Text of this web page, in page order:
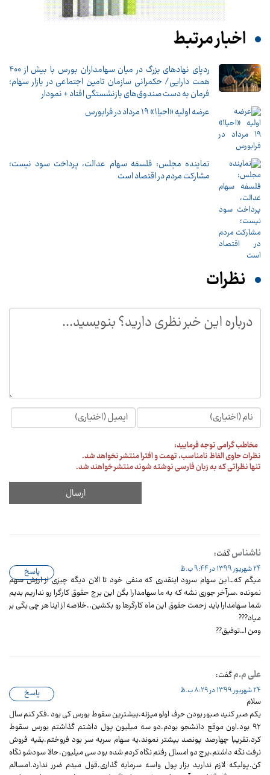
اخبار مرتبط
ردپای نهادهای بزرگ در میان سهامداران بورس با بیش از 400
همت دارایی/ حکمرانی سازمان تامین اجتماعی در بازار سهام؛
فرمان به دست صندوق‌های بازنشستگی افتاد + نمودار
عرضه اولیه «احیا۱» ۱۹ مرداد در فرابورس
نماینده مجلس: فلسفه سهام عدالت، پرداخت سود نیست؛
مشارکت مردم در اقتصاد است
نظرات
مخاطب گرامی توجه فرمایید:
نظرات حاوی الفاظ نامناسب، تهمت و افترا منتشر نخواهد شد.
تنها نظراتی که به زبان فارسی نوشته شوند منتشر خواهند شد.
ناشناسگفت:
24 شهریور 1399 در 9:44 ب.ظ
میگم که…این سهام سرود اینقدری که منفی خود تا الان دیگه چیزی از ارزش سهم
نمونده .سرآخر جوری نشه که به ما سهامدارا بگن این برج حقوق کارگرا رو نداریم بدیم
شما سهامدارا باید زحمت حقوق این ماه کارگرها رو بکشین..خلاصه از اینا هر چی بگی بر
میاد???
ومن ا…توفیق??
پاسخ
علی م.مگفت:
24 شهریور 1399 در 8:29 ب.ظ
سلام
یکم صبر کنید صبور بودن حرف اولو میزنه.بیشترین سقوط بورس کی بود .فکر کنم سال
۹۲ بود.اون موقع دانشجو بودم.دو سه میلیون پول داشتم گذاشتم بورس سقوط
کرد.تقریبا چهارصد پونصد بیشتر نموند.یه سهام سربه سر بود فروختم.بقیه فروش
نرفت نگه داشتم.برج دو امسال رفتم نگاه کردم شده بود سی میلیون.حالا سودشو نگاه
کن.پولیکه لازم ندارید بزار پول واسه سرمایه گذاری.قول میدم ضرر ندارد.امسالم
پاسخ